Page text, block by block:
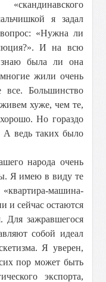
я задал
«Нужна ли
И на всю
была ли она
жили очень
Большинство
хуже, чем те,
Но гораздо
А ведь таких было
народа очень
Я имею в виду те
машина-
и сейчас остаются
Для зажравшегося
собой идеал
Я уверен,
пор может быть
экспорта,